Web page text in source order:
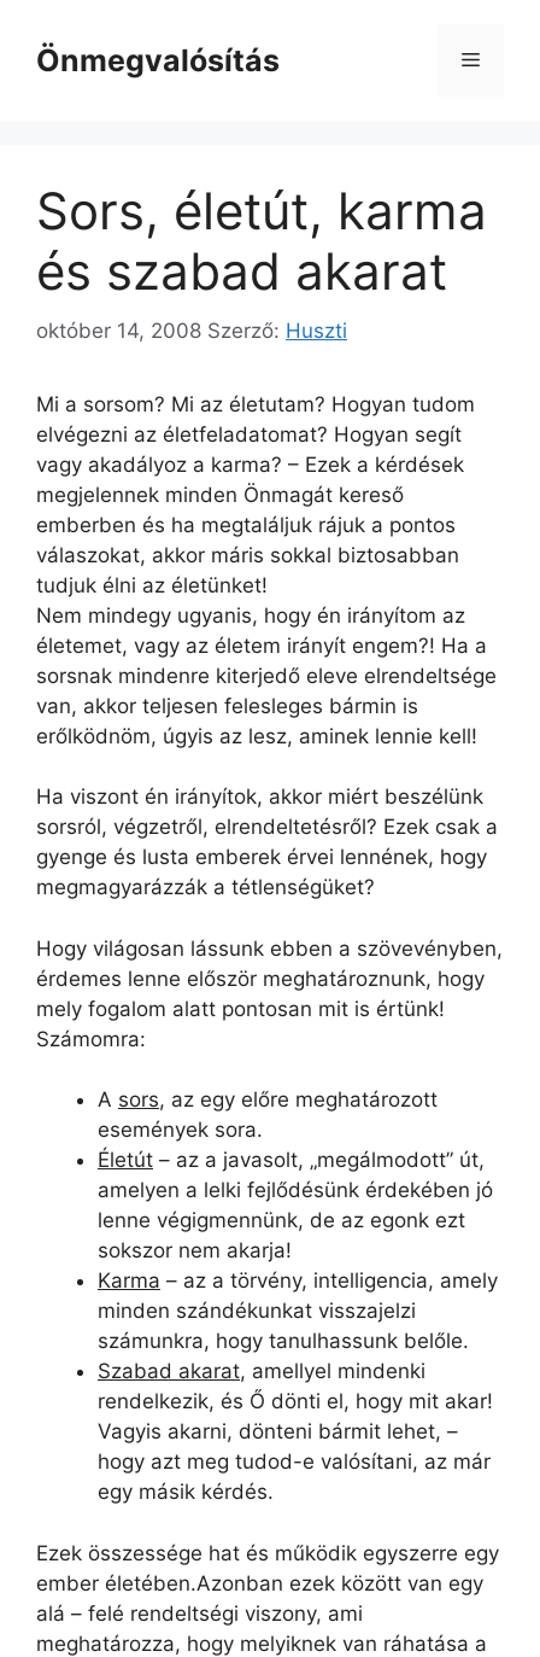
tartalomba
Önmegvalósítás Menü
Sors, életút, karma
és szabad akarat
október 14, 2008 Szerző: Huszti
Mi a sorsom? Mi az életutam? Hogyan tudom
elvégezni az életfeladatomat? Hogyan segít
vagy akadályoz a karma? – Ezek a kérdések
megjelennek minden Önmagát kereső
emberben és ha megtaláljuk rájuk a pontos
válaszokat, akkor máris sokkal biztosabban
tudjuk élni az életünket!
Nem mindegy ugyanis, hogy én irányítom az
életemet, vagy az életem irányít engem?! Ha a
sorsnak mindenre kiterjedő eleve elrendeltsége
van, akkor teljesen felesleges bármin is
erőlködnöm, úgyis az lesz, aminek lennie kell!
Ha viszont én irányítok, akkor miért beszélünk
sorsról, végzetről, elrendeltetésről? Ezek csak a
gyenge és lusta emberek érvei lennének, hogy
megmagyarázzák a tétlenségüket?
Hogy világosan lássunk ebben a szövevényben,
érdemes lenne először meghatároznunk, hogy
mely fogalom alatt pontosan mit is értünk!
Számomra:
A sors, az egy előre meghatározott
események sora.
Életút – az a javasolt, „megálmodott” út,
amelyen a lelki fejlődésünk érdekében jó
lenne végigmennünk, de az egonk ezt
sokszor nem akarja!
Karma – az a törvény, intelligencia, amely
minden szándékunkat visszajelzi
számunkra, hogy tanulhassunk belőle.
Szabad akarat, amellyel mindenki
rendelkezik, és Ő dönti el, hogy mit akar!
Vagyis akarni, dönteni bármit lehet, –
hogy azt meg tudod-e valósítani, az már
egy másik kérdés.
Ezek összessége hat és működik egyszerre egy
ember életében.Azonban ezek között van egy
alá – felé rendeltségi viszony, ami
meghatározza, hogy melyiknek van ráhatása a